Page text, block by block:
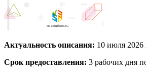
Актуальность описания: 10 июля 2026
Срок предоставления: 3 рабочих дня